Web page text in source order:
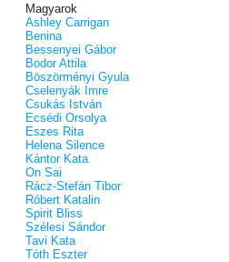
Magyarok
Ashley Carrigan
Benina
Bessenyei Gábor
Bodor Attila
Böszörményi Gyula
Cselenyák Imre
Csukás István
Ecsédi Orsolya
Eszes Rita
Helena Silence
Kántor Kata
On Sai
Rácz-Stefán Tibor
Róbert Katalin
Spirit Bliss
Szélesi Sándor
Tavi Kata
Tóth Eszter